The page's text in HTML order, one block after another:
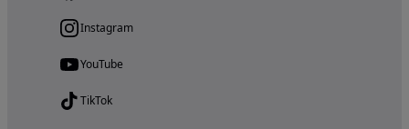
Instagram
YouTube
TikTok